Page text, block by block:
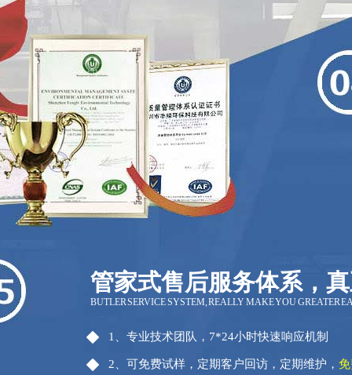
管家式售后服务体系，
BUTLER SERVICE SYSTEM, REALLY MAKE YOU GREATER
1、专业技术团队，7*24小时快速响应机制
2、可免费试样，定期客户回访，定期维护，